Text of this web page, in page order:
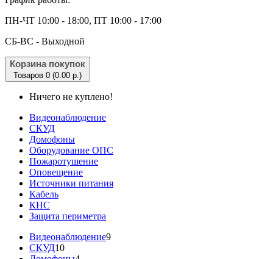
ПН-ЧТ 10:00 - 18:00, ПТ 10:00 - 17:00
CБ-ВС - Выходной
Корзина покупок
Товаров 0 (0.00 р.)
Ничего не куплено!
Видеонаблюдение
СКУД
Домофоны
Оборудование ОПС
Пожаротушение
Оповещение
Источники питания
Кабель
КНС
Защита периметра
Видеонаблюдение9
СКУД10